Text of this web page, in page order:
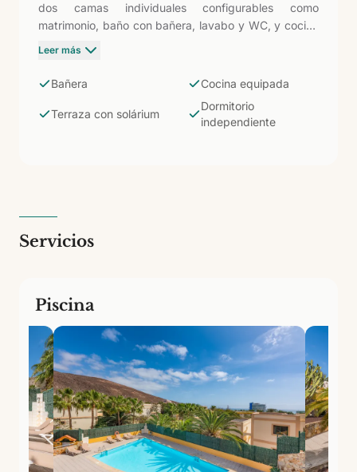
dos camas individuales configurables como
matrimonio, baño con bañera, lavabo y WC, y cocina
equipada con menaje. Wi-Fi gratuito y TV incluidos.
un solo tipo de apartamento bien definido: un espacio
Morro Jable, en un complejo pequeño de 17 unidades
con piscina de agua dulce y limpieza cinco veces por
Leer más
Bañera Cocina equipada
Terraza con solárium
Dormitorio
independiente
Servicios
Piscina